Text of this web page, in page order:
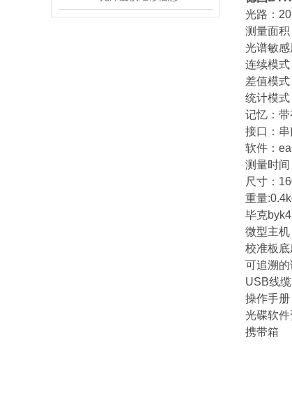
光路：
测量面
光谱敏
连续模
差值模
统计模
记忆：
接口：
软件：
测量时
尺寸：
重量
毕克
微型主机
校准板底
可追溯的
USB线
操作手册
光碟软
携带箱